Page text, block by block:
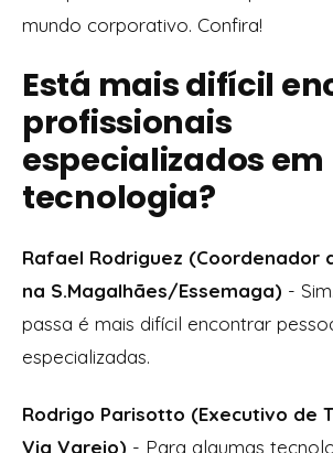
mundo corporativo. Confira!
Está mais difícil
profissionais
especializados em
tecnologia?
Rafael Rodriguez (Coordenador
na S.Magalhães/Essemaga) -
passa é mais difícil encontrar
especializadas.
Rodrigo Parisotto (Executivo de
Via Varejo) - Para algumas